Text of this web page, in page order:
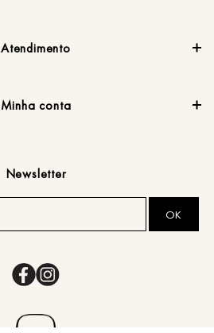
Atendimento
Minha conta
Newsletter
OK